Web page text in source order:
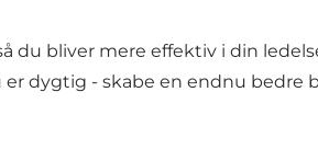
du bliver mere effektiv i din
dygtig - skabe en endnu bedre